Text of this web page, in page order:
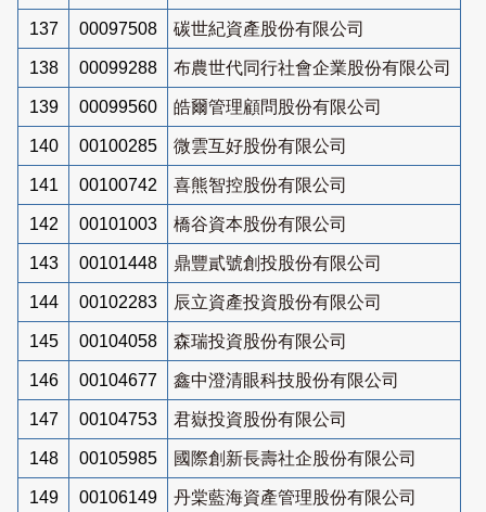
137 00097508 碳世紀資產股份有限公司
138 00099288 布農世代同行社會企業股份有限公司
139 00099560 皓爾管理顧問股份有限公司
140 00100285 微雲互好股份有限公司
141 00100742 喜熊智控股份有限公司
142 00101003 橋谷資本股份有限公司
143 00101448 鼎豐貳號創投股份有限公司
144 00102283 辰立資產投資股份有限公司
145 00104058 森瑞投資股份有限公司
146 00104677 鑫中澄清眼科技股份有限公司
147 00104753 君嶽投資股份有限公司
148 00105985 國際創新長壽社企股份有限公司
149 00106149 丹棠藍海資產管理股份有限公司